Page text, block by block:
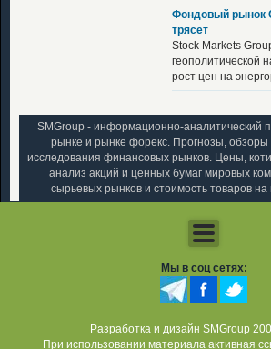
Фондовый рынок
трясет
Stock Markets
геополитической
рост цен на
SMGroup - информационно-аналитический
рынке и рынке форекс. Прогнозы, обзоры
исследования финансовых рынков. Цены,
анализ акций и ценных бумаг мировых
сырьевых рынков и стоимость товаров
Мы в соц сетях:
Разработка и дизайн SMGroup
При использовании материала активная